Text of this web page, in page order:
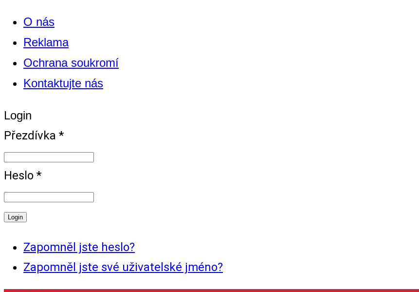
O nás
Reklama
Ochrana soukromí
Kontaktujte nás
Login
Přezdívka *
Heslo *
Zapomněl jste heslo?
Zapomněl jste své uživatelské jméno?